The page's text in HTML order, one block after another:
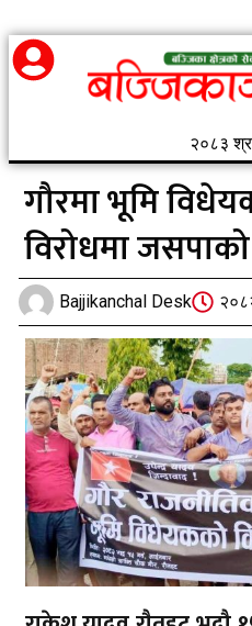
२०८३
गौरमा भूमि
विरोधमा जसपाको
Bajjikanchal Desk